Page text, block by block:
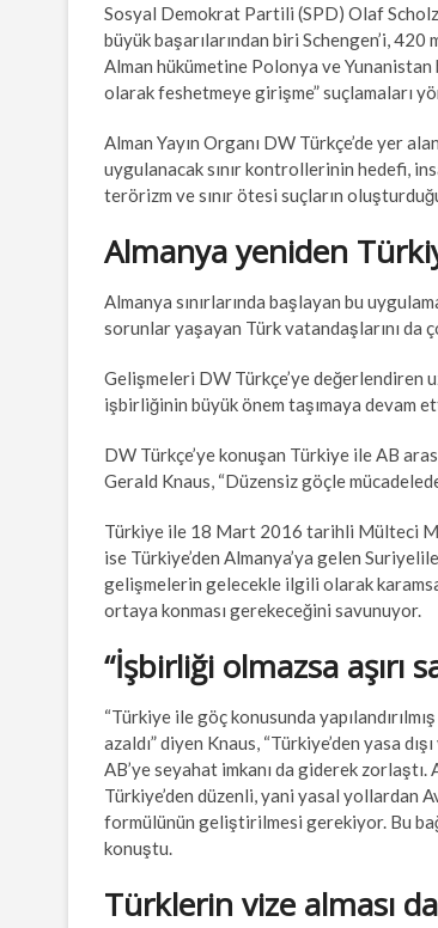
Sosyal Demokrat Partili (SPD) Olaf
büyük başarılarından biri Schengen’i,
Alman hükümetine Polonya ve Yunanistan
olarak feshetmeye girişme” suçlamaları
Alman Yayın Organı DW Türkçe’de yer
uygulanacak sınır kontrollerinin hedefi,
terörizm ve sınır ötesi suçların
Almanya yeniden
Almanya sınırlarında başlayan bu
sorunlar yaşayan Türk vatandaşlarını da
Gelişmeleri DW Türkçe’ye değerlendiren
işbirliğinin büyük önem taşımaya devam
DW Türkçe’ye konuşan Türkiye ile AB
Gerald Knaus, “Düzensiz göçle
Türkiye ile 18 Mart 2016 tarihli Mülteci
ise Türkiye’den Almanya’ya gelen
gelişmelerin gelecekle ilgili olarak
ortaya konması gerekeceğini savunuyor.
“İşbirliği olmazsa aşırı
“Türkiye ile göç konusunda
azaldı” diyen Knaus, “Türkiye’den yasa
AB’ye seyahat imkanı da giderek zorlaştı.
Türkiye’den düzenli, yani yasal yollardan
formülünün geliştirilmesi gerekiyor. Bu
konuştu.
Türklerin vize alması